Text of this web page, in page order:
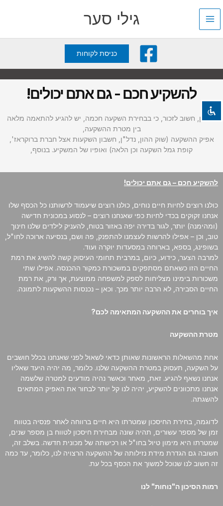
השבת את ההבזקים
settings צבע רקע
זום (הקטנה)
זום (הגדלה)
הגדלת גופן
brightness_high ניגודיות בהירה
format_underlined הוסף קו תחתון לקישורים
סמן קישורים
לאפס
כל
האפשרויות
לתוכן
גילי סער
כניסת לקוחות
להשקיע חכם - גם אתם יכולים!
אם כן, חשוב לזכור, כי בבחירת השקעה חכמה, יש להגיע להתאמה מלאה
בין מטרת ההשקעה,
אפיק ההשקעה (שוק ההון, נדל"ן, חשבון השקעות אצל חברת ברוקראז',
קופת גמל השקעה וכן הלאה) ואופיו של המשקיע. בנוסף,
להשקיע חכם – גם אתם יכולים!
כולנו רוצים לחיות חיים נוחים, כולנו רוצים שיעמוד לרשותנו כל הכסף שלו
אנחנו זקוקים בכדי לחיות כפי שאנחנו רוצים – לנסוע במכונית חדישה
(ומהימנה) יותר, לגור בדירה יפה באזור בטוח, להעניק לילדים שלנו חינוך
טוב, וכן – אפילו להרשות לעצמנו להתפנק, פה ושם, בנסיעה ארוכה לחו"ל,
בשופינג, בספא, בארוחה במסעדות יוקרה ועוד.
למרבה הצער, כידוע, כיום, במרבית תחומי העיסוק קשה להשיג את רמת
החיים הזו כשאתם מסתפקים במשכורת כמקור ההכנסה. אפילו שתי
משכורות בימינו מצליחות לספק למשפחה ממוצעת, אך ורק, את רמת
החיים הסבירה, לא הרבה יותר מכך. וכאן – נכנסות ההשקעות לתמונה.
איך בוחרים את ההשקעה המתאימה לכם?
מטרת ההשקעה
אחת מהשאלות הראשונות שאותן כדאי לשאול לפני שאנחנו בכלל חושבים
על השקעה, תעסוק במטרת ההשקעה שלנו. כלומר, מה יהיה היעד שאליו
אנחנו נשאף להגיע. זאת, מאחר וכאשר נהיה מודעים למטרה שלשמה
אנחנו מתכוונים להשקיע, יהיה לנו קל יותר לבחור את האפיק המתאים
להשגתה.
לדוגמה, בחירת החיסכון שמטרתו היא חיים ברווחה לאחר פנסיה בטווח
זמן של מספר עשורים, תהיה שונה מבחירת חיסכון לטווח בן מספר שנים,
שמטרתו היא מימון טיול בחו"ל או רכישתה של מכונית חדשה. בשלב זה,
חשובה גם הגדרת מידת נזילותה של ההשקעה הרצויה לנו, כלומר, עד כמה
זה חשוב לנו שנוכל למשוך את הכסף בכל עת.
רמות הסיכון ה"נוחות" לנו